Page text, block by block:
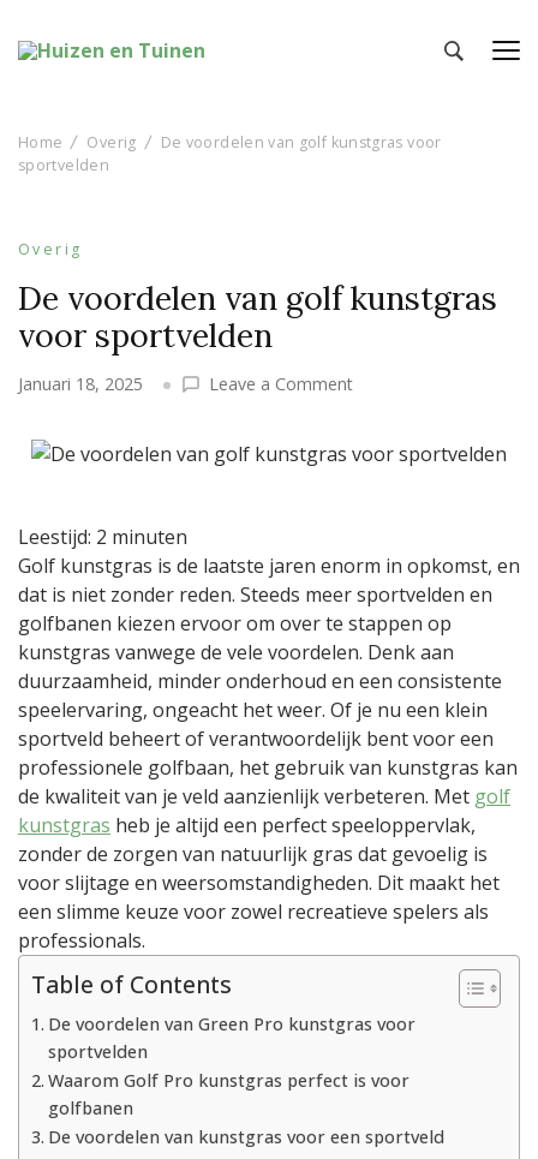
Home Overig
De voordelen van golf kunstgras voor
sportvelden
Overig
De voordelen van golf kunstgras
voor sportvelden
Januari 18, 2025 Leave a Commenton
van
sportvelden
Leestijd: 2 minuten
Golf kunstgras is de laatste jaren enorm in opkomst, en
dat is niet zonder reden. Steeds meer sportvelden en
golfbanen kiezen ervoor om over te stappen op
kunstgras vanwege de vele voordelen. Denk aan
duurzaamheid, minder onderhoud en een consistente
speelervaring, ongeacht het weer. Of je nu een klein
sportveld beheert of verantwoordelijk bent voor een
professionele golfbaan, het gebruik van kunstgras kan
de kwaliteit van je veld aanzienlijk verbeteren. Met golf
kunstgras heb je altijd een perfect speeloppervlak,
zonder de zorgen van natuurlijk gras dat gevoelig is
voor slijtage en weersomstandigheden. Dit maakt het
een slimme keuze voor zowel recreatieve spelers als
professionals.
Table of Contents
De voordelen van Green Pro kunstgras voor
sportvelden
Waarom Golf Pro kunstgras perfect is voor
golfbanen
De voordelen van kunstgras voor een sportveld